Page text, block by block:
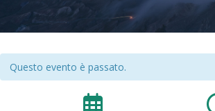
Questo evento è passato.